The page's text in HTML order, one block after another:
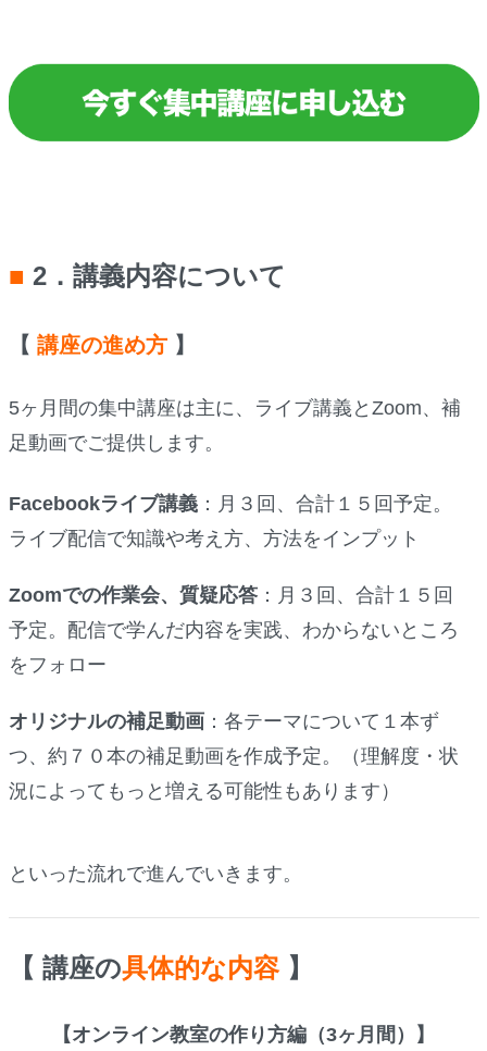
■ 2．講義内容について
【 講座の進め方】
5ヶ月間の集中講座は主に、ライブ講義とZoom、補
足動画でご提供します。
Facebookライブ講義：月３回、合計１５回予定。
ライブ配信で知識や考え方、方法をインプット
Zoomでの作業会、質疑応答：月３回、合計１５回
予定。配信で学んだ内容を実践、わからないところ
をフォロー
オリジナルの補足動画：各テーマについて１本ず
つ、約７０本の補足動画を作成予定。（理解度・状
況によってもっと増える可能性もあります）
といった流れで進んでいきます。
【 講座の具体的な内容】
【オンライン教室の作り方編（3ヶ月間）】